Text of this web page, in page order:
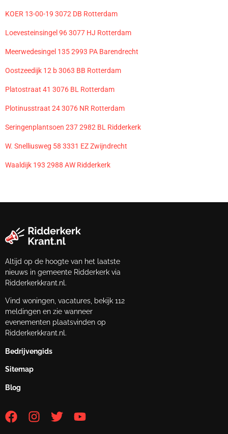
KOER 13-00-19 3072 DB Rotterdam
Loevesteinsingel 96 3077 HJ Rotterdam
Meerwedesingel 135 2993 PA Barendrecht
Oostzeedijk 12 b 3063 BB Rotterdam
Platostraat 41 3076 BL Rotterdam
Plotinusstraat 24 3076 NR Rotterdam
Seringenplantsoen 237 2982 BL Ridderkerk
W. Snelliusweg 58 3331 EZ Zwijndrecht
Waaldijk 193 2988 AW Ridderkerk
Altijd op de hoogte van het laatste
nieuws in gemeente Ridderkerk via
Ridderkerkkrant.nl.
Vind woningen, vacatures, bekijk 112
meldingen en zie wanneer
evenementen plaatsvinden op
Ridderkerkkrant.nl.
Bedrijvengids
Sitemap
Blog